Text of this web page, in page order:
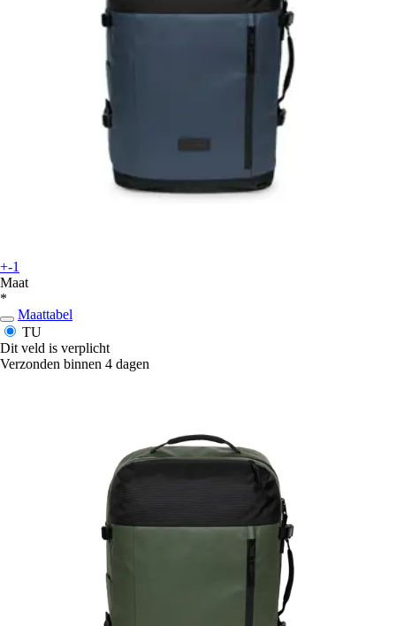
+-1
Maat
*
Maattabel
TU
Dit veld is verplicht
Verzonden binnen 4 dagen